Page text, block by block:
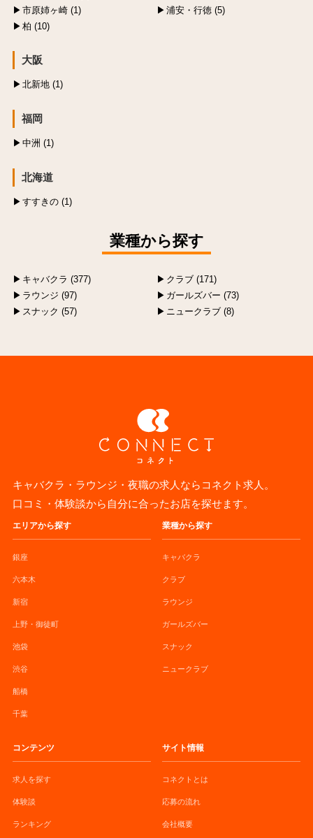
市原姉ヶ崎 (1)
浦安・行徳 (5)
柏 (10)
大阪
北新地 (1)
福岡
中洲 (1)
北海道
すすきの (1)
業種から探す
キャバクラ (377)
クラブ (171)
ラウンジ (97)
ガールズバー (73)
スナック (57)
ニュークラブ (8)
キャバクラ・ラウンジ・夜職の求人ならコネクト求人。
口コミ・体験談から自分に合ったお店を探せます。
エリアから探す
銀座
六本木
新宿
上野・御徒町
池袋
渋谷
船橋
千葉
業種から探す
キャバクラ
クラブ
ラウンジ
ガールズバー
スナック
ニュークラブ
コンテンツ
求人を探す
体験談
ランキング
サイト情報
コネクトとは
応募の流れ
会社概要